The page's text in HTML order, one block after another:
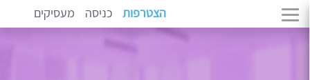
הצטרפות כניסה מעסיקים